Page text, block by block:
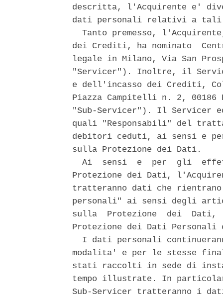
descritta, l'Acquirente e'
dati personali relativi a
Tanto premesso,
dei Crediti, ha nominato
legale in Milano, Via San
"Servicer"). Inoltre, il
e dell'incasso dei Crediti,
Piazza Campitelli n. 2,
"Sub-Servicer"). Il Servicer
quali "Responsabili" del
debitori ceduti, ai sensi e
sulla Protezione dei Dati.
Ai  sensi  e  per  gli
Protezione dei Dati,
tratteranno dati che
personali" ai sensi degli
sulla  Protezione  dei
Protezione dei Dati
I dati personali
modalita' e per le stesse
stati raccolti in sede di
tempo illustrate. In
Sub-Servicer tratteranno i